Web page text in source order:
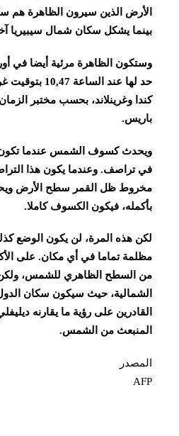
الأرض الذين سيرون الظاهرة هم
بينما يشكل سكان شمال سيبيريا
وستكون الظاهرة مرئية أيضا في
حد لها عند
كندا وغرينلاند، بحسب مختبر
باريس.
ويحدث كسوف الشمس عندما تكون
في تراصف. وعندما يكون هذا
مخروط ظل القمر سطح الأرض
بأكمله، فيكون الكسوف كاملا.
لكن هذه المرة، لن يكون الوضع
من السطح الظاهري للشمس،
الشمالية، حيث سيكون سكان
القادرين على رؤية ما يقارنه
المنبعث من الشمس.
المصدر
AFP